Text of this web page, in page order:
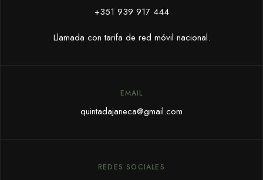
+351 939 917 444
Llamada con tarifa de red móvil nacional.
EMAIL
quintadajaneca@gmail.com
REDES SOCIALES